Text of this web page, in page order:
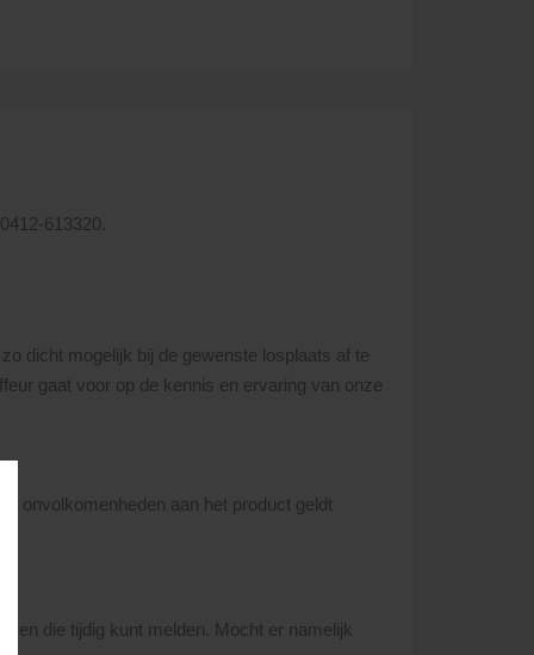
613320.
dicht mogelijk bij de gewenste losplaats af te
gaat voor op de kennis en ervaring van onze
onvolkomenheden aan het product geldt
en die tijdig kunt melden. Mocht er namelijk